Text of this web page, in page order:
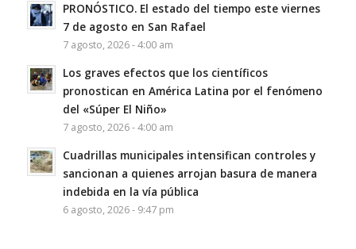
PRONÓSTICO. El estado del tiempo este viernes
7 de agosto en San Rafael
7 agosto, 2026 - 4:00 am
Los graves efectos que los científicos
pronostican en América Latina por el fenómeno
del «Súper El Niño»
7 agosto, 2026 - 4:00 am
Cuadrillas municipales intensifican controles y
sancionan a quienes arrojan basura de manera
indebida en la vía pública
6 agosto, 2026 - 9:47 pm